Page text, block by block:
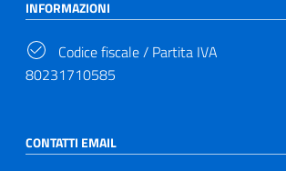
INFORMAZIONI
Codice fiscale / Partita IVA
80231710585
CONTATTI EMAIL